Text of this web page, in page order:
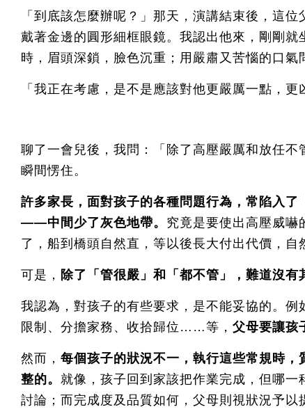
「到底該怎麼辦呢？」那天，演講結束後，這
戴著金邊的圓形細框眼鏡。我認出他來，剛剛
時，眉頭深鎖，臉色沉重；用嚴肅又苦惱的口氣
「我正在考慮，是不是應該對他更嚴厲一點，更
聊了一會兒後，我問：「除了高壓嚴厲和放任
瞬間愣住。
許多家長，面對孩子的各種問題行為，常陷入
——中間少了灰色地帶。 究竟是要使出高壓威嚇
了，船到橋頭自然直，等以後長大付出代價，自
可是， 除了「管很嚴」和「都不管」，難道沒
我認為，對孩子的有些要求，是不能妥協的。
限制、分擔家務、收拾歸位……等， 父母要讓孩
然而， 每個孩子的狀況不一，執行這些常規時
整的。 就像，孩子回到家該把作業完成，但哪
討論；而完成度及品質如何，父母則視狀況予以